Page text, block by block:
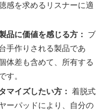
感を求めるリスナーに適
品に価値を感じる方：
ブ
手作りされる製品であ
体差も含めて、所有する
す。
マイズしたい方： 着脱式
ーパッドにより、自分の